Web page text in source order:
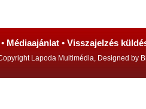
• Médiaajánlat • Visszajelzés
Lapoda Multimédia, Designed by